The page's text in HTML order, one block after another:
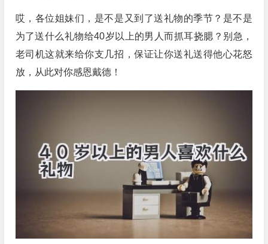
哎，各位姐妹们，是不是又到了送礼物的季节？是不是
为了送什么礼物给40岁以上的男人而抓耳挠腮？别急，
老司机这就来给你支几招，保证让你送礼送得他心花怒
放，从此对你感恩戴德！